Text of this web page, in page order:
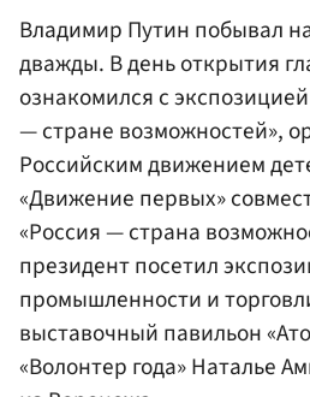
Владимир Путин побывал
дважды. В день открытия
ознакомился с
— стране возможностей»,
Российским движением
«Движение первых»
«Россия — страна
президент посетил
промышленности и
выставочный павильон
«Волонтер года» Наталье